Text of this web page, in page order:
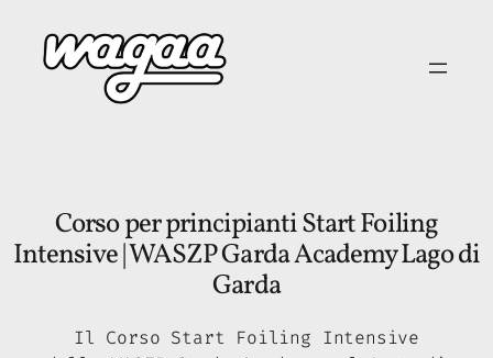
contenuto
Corso per principianti Start Foiling
Intensive | WASZP Garda Academy Lago di
Garda
Il Corso Start Foiling Intensive